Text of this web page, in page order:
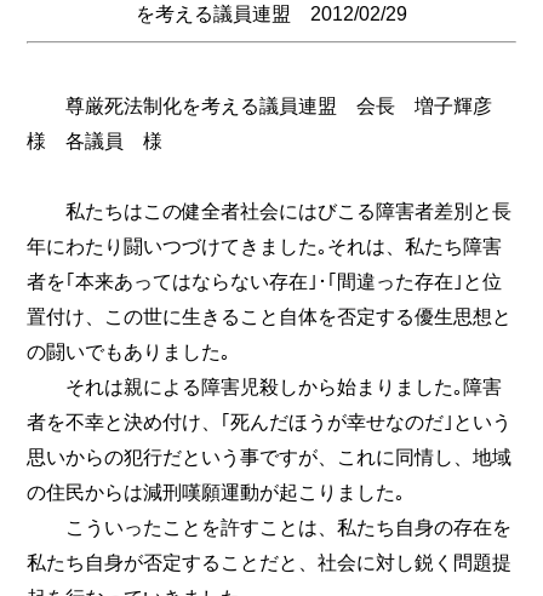
を考える議員連盟 2012/02/29
尊厳死法制化を考える議員連盟 会長 増子輝彦
様 各議員 様
私たちはこの健全者社会にはびこる障害者差別と長
年にわたり闘いつづけてきました｡それは、私たち障害
者を｢本来あってはならない存在｣･｢間違った存在｣と位
置付け、この世に生きること自体を否定する優生思想と
の闘いでもありました｡
それは親による障害児殺しから始まりました｡障害
者を不幸と決め付け、｢死んだほうが幸せなのだ｣という
思いからの犯行だという事ですが、これに同情し、地域
の住民からは減刑嘆願運動が起こりました｡
こういったことを許すことは、私たち自身の存在を
私たち自身が否定することだと、社会に対し鋭く問題提